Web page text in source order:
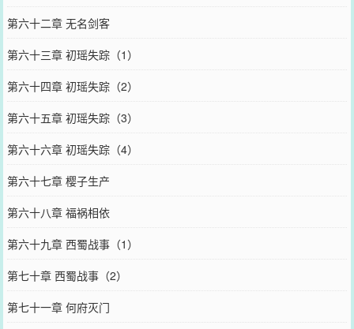
第六十二章 无名剑客
第六十三章 初瑶失踪（1）
第六十四章 初瑶失踪（2）
第六十五章 初瑶失踪（3）
第六十六章 初瑶失踪（4）
第六十七章 樱子生产
第六十八章 福祸相依
第六十九章 西蜀战事（1）
第七十章 西蜀战事（2）
第七十一章 何府灭门